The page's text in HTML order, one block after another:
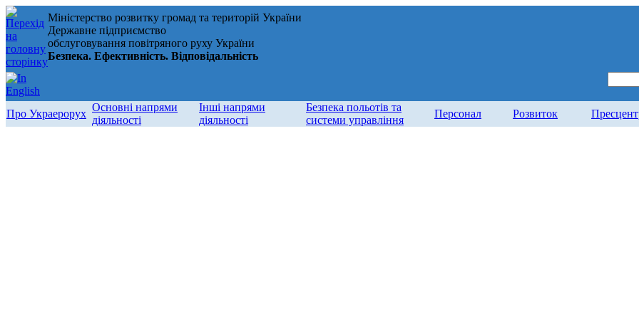
Міністерство розвитку громад та територій України
Державне підприємство
обслуговування повітряного руху України
Безпека. Ефективність. Відповідальність
Про Украерорух
Основні напрями
діяльності
Інші напрями
діяльності
Безпека польотів та
системи управління
Персонал Розвиток